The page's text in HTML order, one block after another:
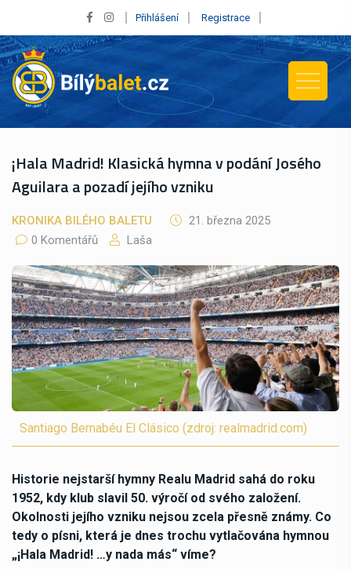
Přihlášení Registrace
¡Hala Madrid! Klasická hymna v podání Josého
Aguilara a pozadí jejího vzniku
KRONIKA BILÉHO BALETU
21. března 2025
0 Komentářů
Laša
Santiago Bernabéu El Clásico (zdroj: realmadrid.com)
Historie nejstarší hymny Realu Madrid sahá do roku
1952, kdy klub slavil 50. výročí od svého založení.
Okolnosti jejího vzniku nejsou zcela přesně známy. Co
tedy o písni, která je dnes trochu vytlačována hymnou
„¡Hala Madrid! …y nada más“ víme?